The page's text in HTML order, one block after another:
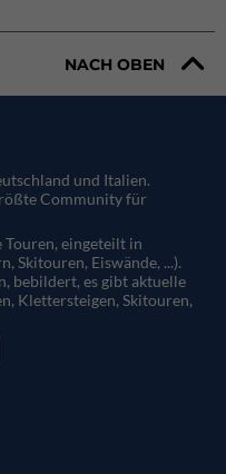
NACH OBEN
und Italien.
Community für
eingeteilt in
Skitouren, Eiswände, ...).
bebildert, es gibt aktuelle
Klettersteigen, Skitouren,